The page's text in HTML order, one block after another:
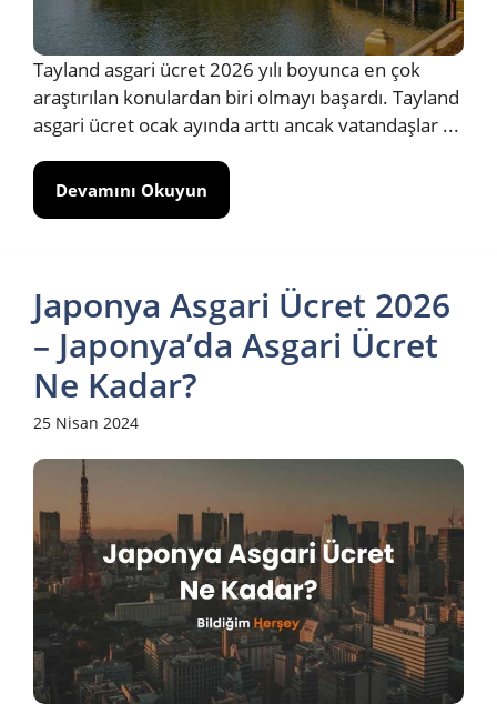
Tayland asgari ücret 2026 yılı boyunca en çok
araştırılan konulardan biri olmayı başardı. Tayland
asgari ücret ocak ayında arttı ancak vatandaşlar ...
Devamını Okuyun
Japonya Asgari Ücret 2026
– Japonya’da Asgari Ücret
Ne Kadar?
25 Nisan 2024